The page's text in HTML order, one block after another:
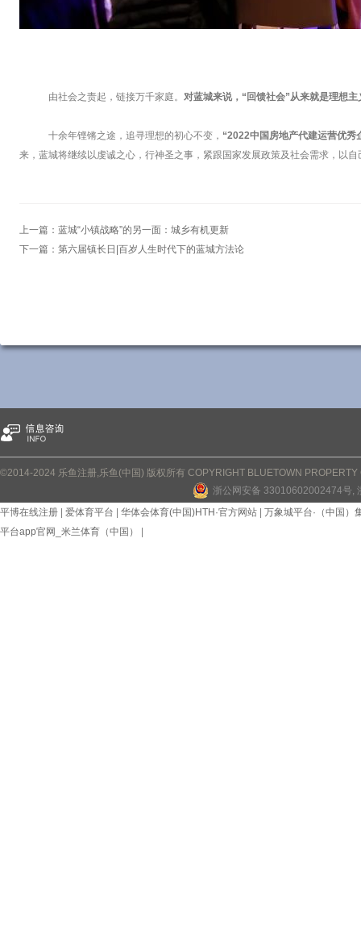
由社会之责起，链接万千家庭。 对蓝城来说，“回馈社会”从来就是理想
十余年铿锵之途，追寻理想的初心不变， “2022中国房地产代建运营优秀
来，蓝城将继续以虔诚之心，行神圣之事，紧跟国家发展政策及社会需求，以
上一篇： 蓝城“小镇战略”的另一面：城乡有机更新
下一篇： 第六届镇长日|百岁人生时代下的蓝城方法论
©2014-2024 乐鱼注册,乐鱼(中国) 版权所有 COPYRIGHT BLUETOWN
浙公网安备 33010602002474号,
平博在线注册
爱体育平台 华体会体育(中国)HTH·官方网站
万象城平台·（中国）
平台app官网_米兰体育（中国）